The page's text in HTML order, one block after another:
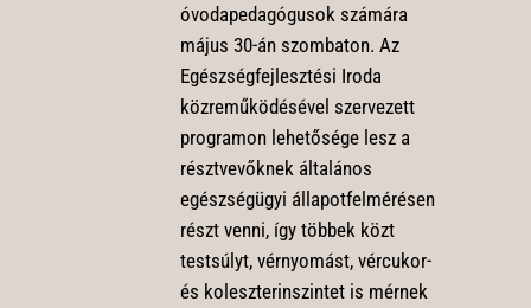
óvodapedagógusok számára
május 30-án szombaton. Az
Egészségfejlesztési Iroda
közreműködésével szervezett
programon lehetősége lesz a
résztvevőknek általános
egészségügyi állapotfelmérésen
részt venni, így többek közt
testsúlyt, vérnyomást, vércukor-
és koleszterinszintet is mérnek